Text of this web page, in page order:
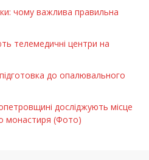
чому важлива правильна
телемедичні центри на
до опалювального
досліджують місце
монастиря (Фото)